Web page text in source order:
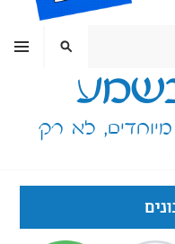
לא רק
תפריט חיפוש